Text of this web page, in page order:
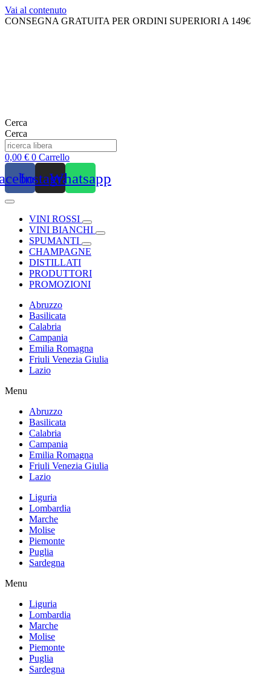
Vai al contenuto
CONSEGNA GRATUITA PER ORDINI SUPERIORI A 149€
Cerca
Cerca
0,00 € 0 Carrello
InstagramWhatsapp
VINI ROSSI
VINI BIANCHI
SPUMANTI
CHAMPAGNE
DISTILLATI
PRODUTTORI
PROMOZIONI
Abruzzo
Basilicata
Calabria
Campania
Emilia Romagna
Friuli Venezia Giulia
Lazio
Menu
Abruzzo
Basilicata
Calabria
Campania
Emilia Romagna
Friuli Venezia Giulia
Lazio
Liguria
Lombardia
Marche
Molise
Piemonte
Puglia
Sardegna
Menu
Liguria
Lombardia
Marche
Molise
Piemonte
Puglia
Sardegna